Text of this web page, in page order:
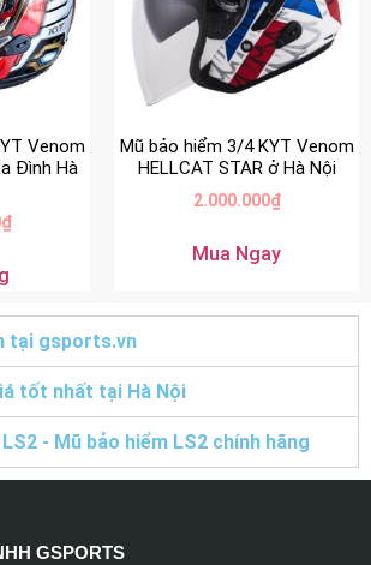
Venom
Đình Hà
₫
Mũ bảo hiểm 3/4 KYT Venom
HELLCAT STAR ở Hà Nội
2.000.000₫
Mua Ngay
tại gsports.vn
tốt nhất tại Hà Nội
- Mũ bảo hiểm LS2 chính hãng
GSPORTS